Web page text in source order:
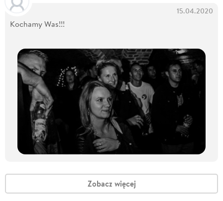
15.04.2020
Kochamy Was!!!
Zobacz więcej